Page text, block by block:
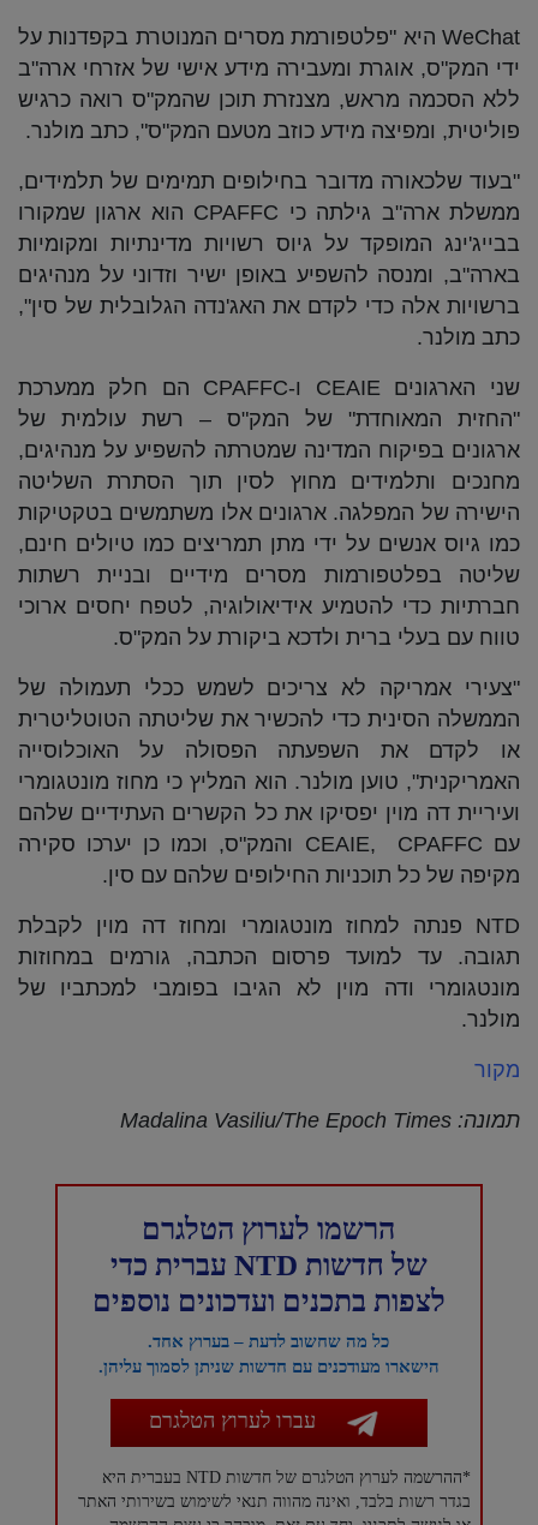
WeChat היא "פלטפורמת מסרים המנוטרת בקפדנות על
ידי המק"ס, אוגרת ומעבירה מידע אישי של אזרחי ארה"ב
ללא הסכמה מראש, מצנזרת תוכן שהמק"ס רואה כרגיש
פוליטית, ומפיצה מידע כוזב מטעם המק"ס", כתב מולנר.
"בעוד שלכאורה מדובר בחילופים תמימים של תלמידים,
ממשלת ארה"ב גילתה כי CPAFFC הוא ארגון שמקורו
בבייג'ינג המופקד על גיוס רשויות מדינתיות ומקומיות
בארה"ב, ומנסה להשפיע באופן ישיר וזדוני על מנהיגים
ברשויות אלה כדי לקדם את האג'נדה הגלובלית של סין",
כתב מולנר.
שני הארגונים CEAIE ו-CPAFFC הם חלק ממערכת
"החזית המאוחדת" של המק"ס – רשת עולמית של
ארגונים בפיקוח המדינה שמטרתה להשפיע על מנהיגים,
מחנכים ותלמידים מחוץ לסין תוך הסתרת השליטה
הישירה של המפלגה. ארגונים אלו משתמשים בטקטיקות
כמו גיוס אנשים על ידי מתן תמריצים כמו טיולים חינם,
שליטה בפלטפורמות מסרים מידיים ובניית רשתות
חברתיות כדי להטמיע אידיאולוגיה, לטפח יחסים ארוכי
טווח עם בעלי ברית ולדכא ביקורת על המק"ס.
"צעירי אמריקה לא צריכים לשמש ככלי תעמולה של
הממשלה הסינית כדי להכשיר את שליטתה הטוטליטרית
או לקדם את השפעתה הפסולה על האוכלוסייה
האמריקנית", טוען מולנר. הוא המליץ כי מחוז מונטגומרי
ועיריית דה מוין יפסיקו את כל הקשרים העתידיים שלהם
עם CEAIE, CPAFFC והמק"ס, וכמו כן יערכו סקירה
מקיפה של כל תוכניות החילופים שלהם עם סין.
NTD פנתה למחוז מונטגומרי ומחוז דה מוין לקבלת
תגובה. עד למועד פרסום הכתבה, גורמים במחוזות
מונטגומרי ודה מוין לא הגיבו בפומבי למכתביו של
מולנר.
מקור
תמונה: Madalina Vasiliu/The Epoch Times
הרשמו לערוץ הטלגרם
של חדשות NTD עברית כדי
לצפות בתכנים ועדכונים נוספים
כל מה שחשוב לדעת – בערוץ אחד.
הישארו מעודכנים עם חדשות שניתן לסמוך עליהן.
עברו לערוץ הטלגרם
*ההרשמה לערוץ הטלגרם של חדשות NTD בעברית היא
בגדר רשות בלבד, ואינה מהווה תנאי לשימוש בשירותי האתר